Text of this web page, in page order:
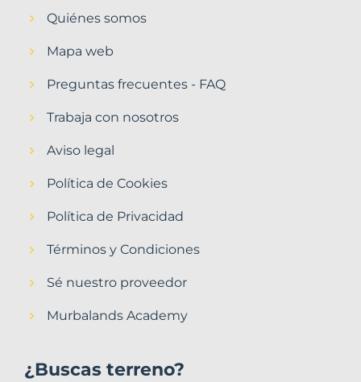
Quiénes somos
Mapa web
Preguntas frecuentes - FAQ
Trabaja con nosotros
Aviso legal
Política de Cookies
Política de Privacidad
Términos y Condiciones
Sé nuestro proveedor
Murbalands Academy
¿Buscas terreno?